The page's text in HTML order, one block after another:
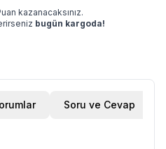
kazanacaksınız.
bugün kargoda!
Soru ve Cevap